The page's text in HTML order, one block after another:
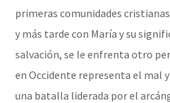
primeras comunidades
y más tarde con María y su
salvación, se le enfrenta otro
en Occidente representa el mal
una batalla liderada por el